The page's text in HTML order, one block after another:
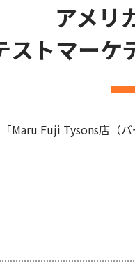
アメリ
ストマーケ
Maru Fuji Tysons店（